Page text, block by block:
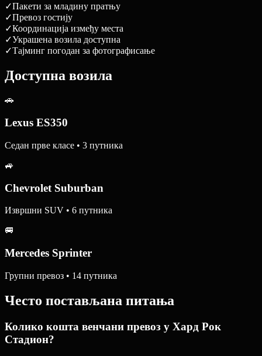
✓Пакети за младину пратњу
✓Превоз гостију
✓Координација између места
✓Украшена возила доступна
✓Тајминг погодан за фотографисање
Доступна возила
🚗
Lexus ES350
Седан прве класе • 3 путника
🚙
Chevrolet Suburban
Извршни SUV • 6 путника
🚐
Mercedes Sprinter
Групни превоз • 14 путника
Често постављана питања
Колико кошта венчани превоз у Хард Рок
Стадион?